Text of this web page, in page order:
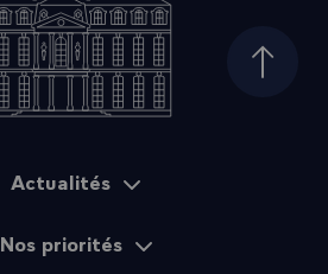
Haut
Actualités
Nos priorités